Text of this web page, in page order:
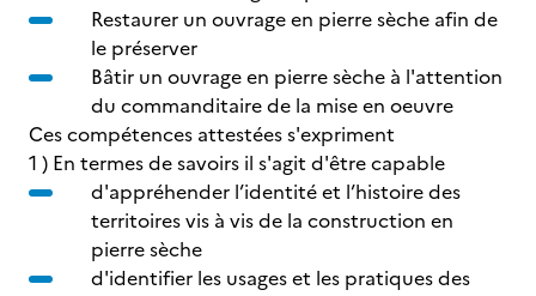
Restaurer un ouvrage en pierre sèche afin de
le préserver
Bâtir un ouvrage en pierre sèche à l'attention
du commanditaire de la mise en oeuvre
Ces compétences attestées s'expriment
1 ) En termes de savoirs il s'agit d'être capable
d'appréhender l’identité et l’histoire des
territoires vis à vis de la construction en
pierre sèche
d'identifier les usages et les pratiques des